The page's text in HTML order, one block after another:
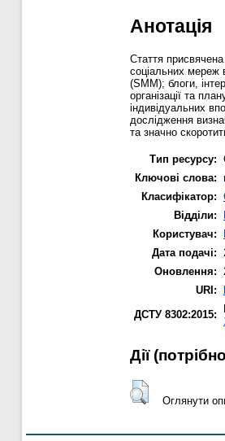
Анотація
Стаття
соціальних мереж
(SMM); блоги,
організації та
індивідуальних
дослідження
та значно
Тип ресурсу:
Ключові слова:
Класифікатор:
Відділи:
Користувач:
Дата подачі:
Оновлення:
URI:
ДСТУ 8302:2015:
Дії
Оглянути